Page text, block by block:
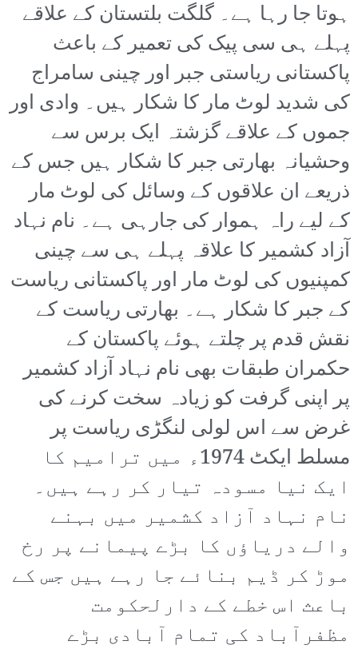
ہوتا جا رہا ہے۔ گلگت بلتستان کے علاقے
پہلے ہی سی پیک کی تعمیر کے باعث
پاکستانی ریاستی جبر اور چینی سامراج
کی شدید لوٹ مار کا شکار ہیں۔ وادی اور
جموں کے علاقے گزشتہ ایک برس سے
وحشیانہ بھارتی جبر کا شکار ہیں جس کے
ذریعے ان علاقوں کے وسائل کی لوٹ مار
کے لیے راہ ہموار کی جارہی ہے۔ نام نہاد
آزاد کشمیر کا علاقہ پہلے ہی سے چینی
کمپنیوں کی لوٹ مار اور پاکستانی ریاست
کے جبر کا شکار ہے۔ بھارتی ریاست کے
نقش قدم پر چلتے ہوئے پاکستان کے
حکمران طبقات بھی نام نہاد آزاد کشمیر
پر اپنی گرفت کو زیادہ سخت کرنے کی
غرض سے اس لولی لنگڑی ریاست پر
مسلط ایکٹ 1974ء میں ترامیم کا
ایک نیا مسودہ تیار کر رہے ہیں۔
نام نہاد آزاد کشمیر میں بہنے
والے دریاؤں کا بڑے پیمانے پر رخ
موڑ کر ڈیم بنائے جا رہے ہیں جس کے
باعث اس خطے کے دارلحکومت
مظفرآباد کی تمام آبادی بڑے